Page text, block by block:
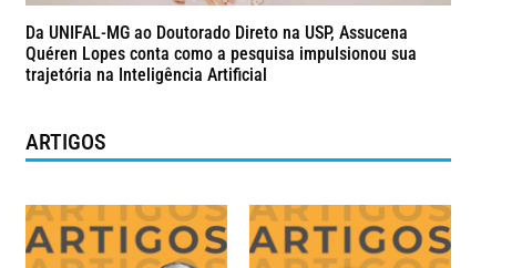
Da UNIFAL-MG ao Doutorado Direto na USP, Assucena
Quéren Lopes conta como a pesquisa impulsionou sua
trajetória na Inteligência Artificial
ARTIGOS